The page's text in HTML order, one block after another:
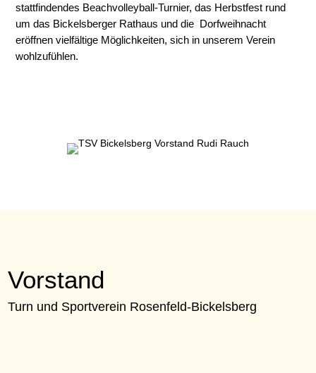
stattfindendes Beachvolleyball-Turnier, das Herbstfest rund
um das Bickelsberger Rathaus und die Dorfweihnacht
eröffnen vielfältige Möglichkeiten, sich in unserem Verein
wohlzufühlen.
Vorstand
Turn und Sportverein Rosenfeld-Bickelsberg